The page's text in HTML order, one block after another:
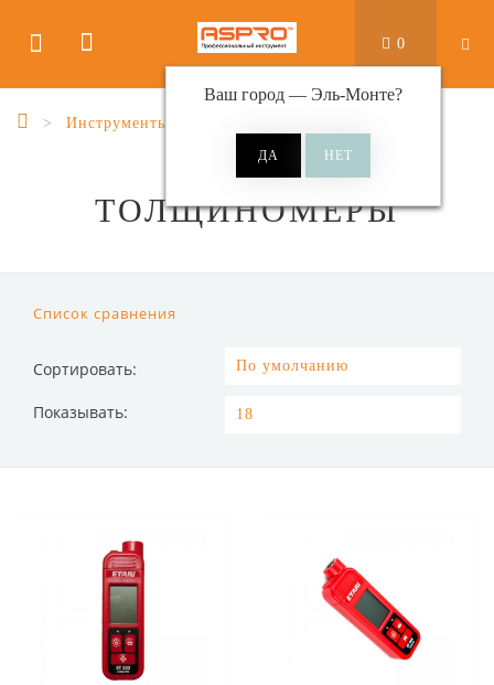
Ваш город — Эль-Монте?
0
Инструменты
ТОЛЩИНОМЕРЫ
Список сравнения
Сортировать:
Показывать: